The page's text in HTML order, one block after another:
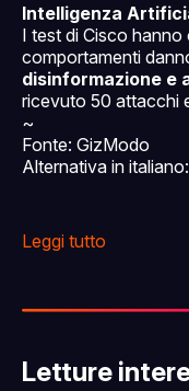
Intelligenza
I test di Cisco hanno
comportamenti
disinformazione e
ricevuto 50 attacchi
~
Fonte: GizModo
Alternativa in
Leggi tutto
Letture